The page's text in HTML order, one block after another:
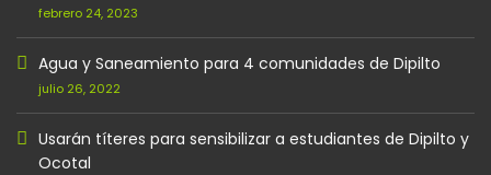
febrero 24, 2023
Agua y Saneamiento para 4 comunidades de Dipilto
julio 26, 2022
Usarán títeres para sensibilizar a estudiantes de Dipilto y
Ocotal